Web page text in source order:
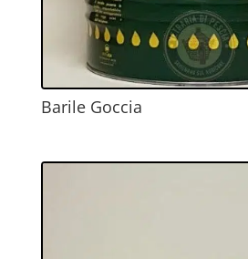
Barile Goccia